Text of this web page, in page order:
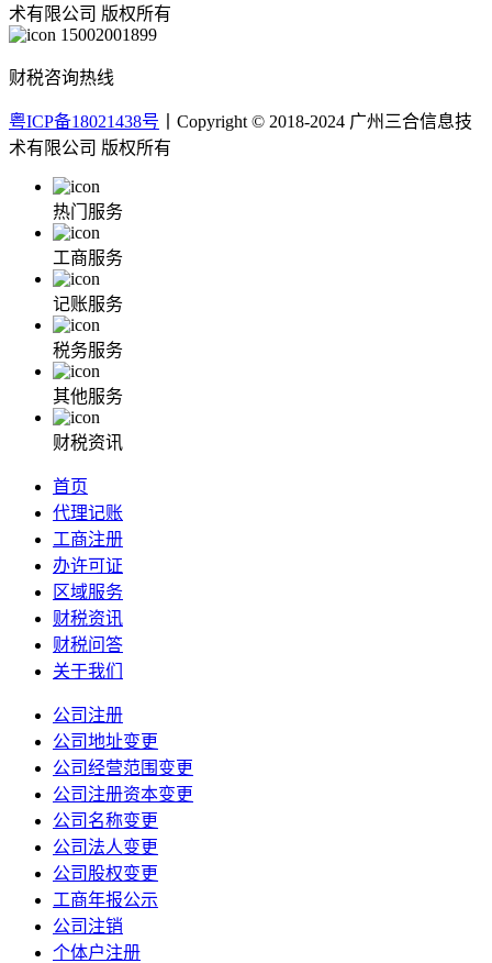
术有限公司 版权所有
15002001899
财税咨询热线
粤ICP备18021438号 丨Copyright © 2018-2024 广州三合信息技
术有限公司 版权所有
热门服务
工商服务
记账服务
税务服务
其他服务
财税资讯
首页
代理记账
工商注册
办许可证
区域服务
财税资讯
财税问答
关于我们
公司注册
公司地址变更
公司经营范围变更
公司注册资本变更
公司名称变更
公司法人变更
公司股权变更
工商年报公示
公司注销
个体户注册